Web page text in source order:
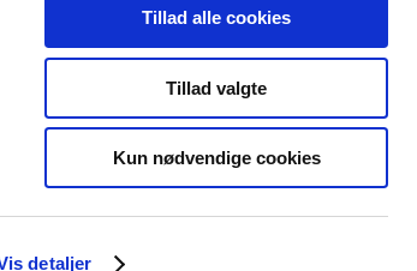
detaljer
Tillad alle cookies
Tillad valgte
Kun nødvendige cookies